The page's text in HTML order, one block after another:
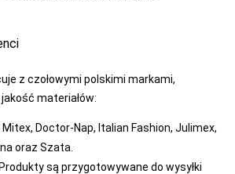
z czołowymi polskimi markami,
materiałów:
Mitex, Doctor-Nap, Italian Fashion, Julimex,
oraz Szata.
Produkty są przygotowywane do wysyłki